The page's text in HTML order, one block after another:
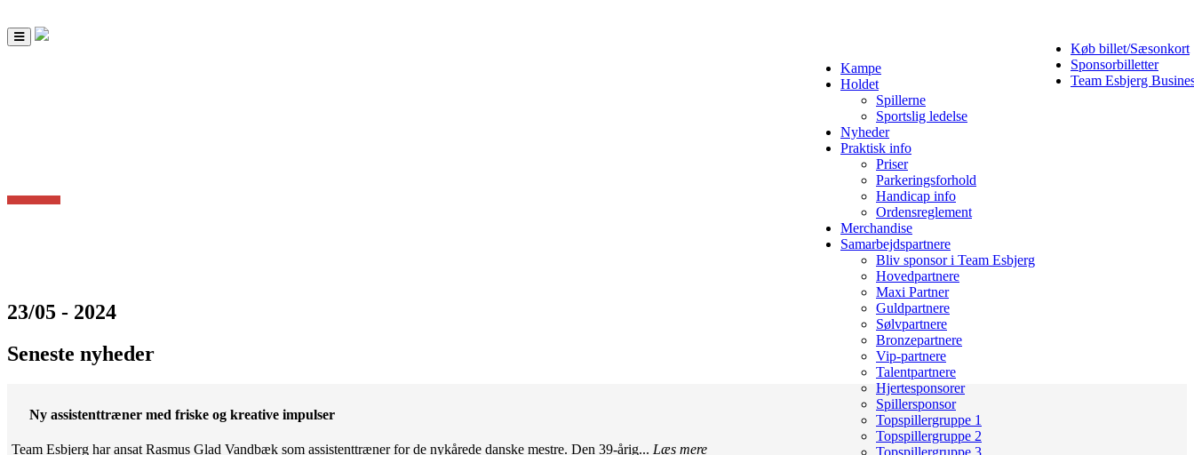
Køb billet/Sæsonkort
Sponsorbilletter
Team Esbjerg
Toggle
navigation
Kampe
Holdet
Spillerne
Sportslig ledelse
Nyheder
Praktisk info
Priser
Parkeringsforhold
Handicap info
Ordensreglement
Merchandise
Samarbejdspartnere
Bliv sponsor i Team Esbjerg
Hovedpartnere
Maxi Partner
Guldpartnere
Sølvpartnere
Bronzepartnere
Vip-partnere
Talentpartnere
Hjertesponsorer
Spillersponsor
Topspillergruppe 1
Topspillergruppe 2
Topspillergruppe 3
23/05 - 2024
Seneste nyheder
Ny assistenttræner med friske og kreative impulser
Team Esbjerg har ansat Rasmus Glad Vandbæk som assistenttræner for de nykårede danske mestre. Den 39-årig... Læs mere